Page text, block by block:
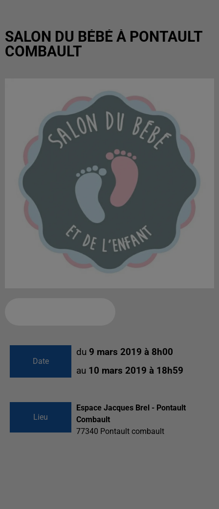
SALON DU BÉBÉ À PONTAULT
COMBAULT
Date
du 9 mars 2019 à 8h00
au 10 mars 2019 à 18h59
Lieu
Espace Jacques Brel - Pontault
Combault
77340 Pontault combault